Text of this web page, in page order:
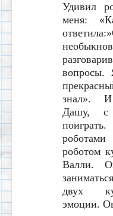
Удивил
меня:
вопросы.
знал».
И
Дашу, с
роботом
Валли.
двух
эмоции.